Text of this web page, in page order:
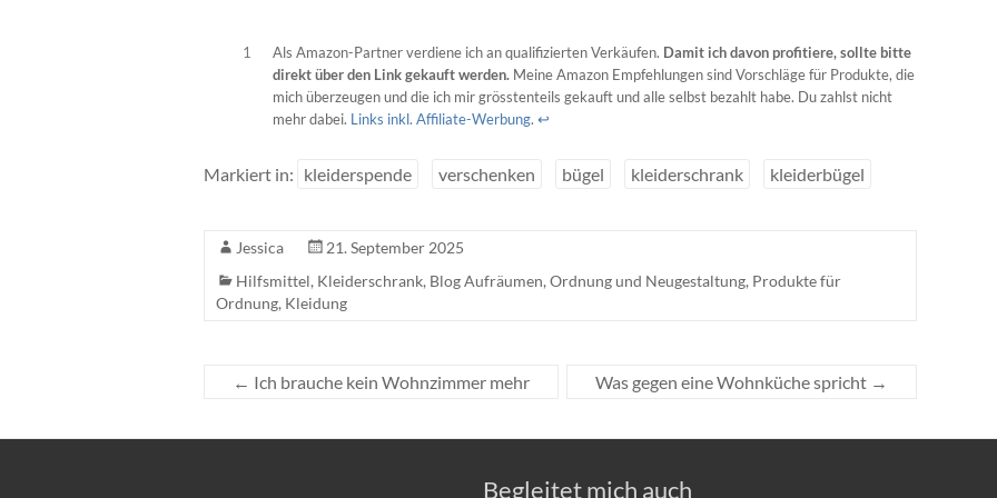
1 Als Amazon-Partner verdiene ich an qualifizierten Verkäufen. Damit ich davon profitiere, sollte bitte
direkt über den Link gekauft werden. Meine Amazon Empfehlungen sind Vorschläge für Produkte, die
mich überzeugen und die ich mir grösstenteils gekauft und alle selbst bezahlt habe. Du zahlst nicht
mehr dabei. Links inkl. Affiliate-Werbung.↩︎
Markiert in: kleiderspende verschenken bügel kleiderschrank kleiderbügel
Jessica
21. September 2025
Hilfsmittel, Kleiderschrank, Blog Aufräumen, Ordnung und Neugestaltung, Produkte für
Ordnung, Kleidung
← Ich brauche kein Wohnzimmer mehr Was gegen eine Wohnküche spricht →
Begleitet mich auch